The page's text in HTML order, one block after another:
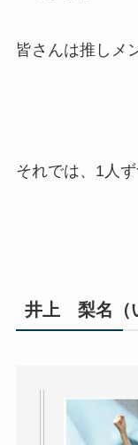
皆さんは推しメ
それでは、1人
井上 梨名（